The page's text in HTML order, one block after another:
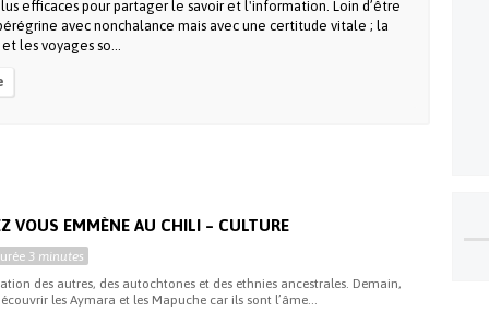
efficaces pour partager le savoir et l'information. Loin d’être
avec nonchalance mais avec une certitude vitale ; la
les voyages so...
VOUS EMMÈNE AU CHILI – CULTURE
3 minutes
des autres, des autochtones et des ethnies ancestrales. Demain,
les Aymara et les Mapuche car ils sont l’âme...